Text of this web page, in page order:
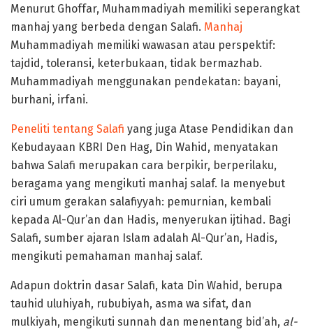
Menurut Ghoffar, Muhammadiyah memiliki seperangkat
manhaj yang berbeda dengan Salafi. Manhaj
Muhammadiyah memiliki wawasan atau perspektif:
tajdid, toleransi, keterbukaan, tidak bermazhab.
Muhammadiyah menggunakan pendekatan: bayani,
burhani, irfani.
Peneliti tentang Salafi yang juga Atase Pendidikan dan
Kebudayaan KBRI Den Hag, Din Wahid, menyatakan
bahwa Salafi merupakan cara berpikir, berperilaku,
beragama yang mengikuti manhaj salaf. Ia menyebut
ciri umum gerakan salafiyyah: pemurnian, kembali
kepada Al-Qur’an dan Hadis, menyerukan ijtihad. Bagi
Salafi, sumber ajaran Islam adalah Al-Qur’an, Hadis,
mengikuti pemahaman manhaj salaf.
Adapun doktrin dasar Salafi, kata Din Wahid, berupa
tauhid uluhiyah, rububiyah, asma wa sifat, dan
mulkiyah, mengikuti sunnah dan menentang bid’ah, al-